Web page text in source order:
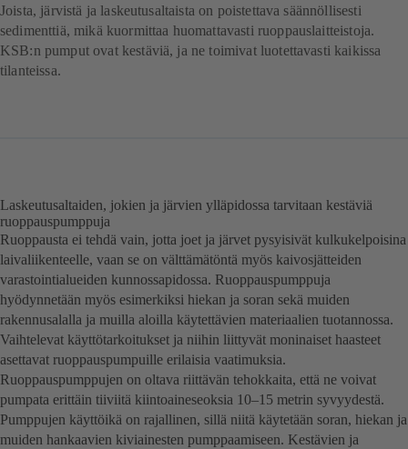
Joista, järvistä ja laskeutusaltaista on poistettava säännöllisesti
sedimenttiä, mikä kuormittaa huomattavasti ruoppauslaitteistoja.
KSB:n pumput ovat kestäviä, ja ne toimivat luotettavasti kaikissa
tilanteissa.
Laskeutusaltaiden, jokien ja järvien ylläpidossa tarvitaan kestäviä
ruoppauspumppuja
Ruoppausta ei tehdä vain, jotta joet ja järvet pysyisivät kulkukelpoisina
laivaliikenteelle, vaan se on välttämätöntä myös kaivosjätteiden
varastointialueiden kunnossapidossa. Ruoppauspumppuja
hyödynnetään myös esimerkiksi hiekan ja soran sekä muiden
rakennusalalla ja muilla aloilla käytettävien materiaalien tuotannossa.
Vaihtelevat käyttötarkoitukset ja niihin liittyvät moninaiset haasteet
asettavat ruoppauspumpuille erilaisia vaatimuksia.
Ruoppauspumppujen on oltava riittävän tehokkaita, että ne voivat
pumpata erittäin tiiviitä kiintoaineseoksia 10–15 metrin syvyydestä.
Pumppujen käyttöikä on rajallinen, sillä niitä käytetään soran, hiekan ja
muiden hankaavien kiviainesten pumppaamiseen. Kestävien ja